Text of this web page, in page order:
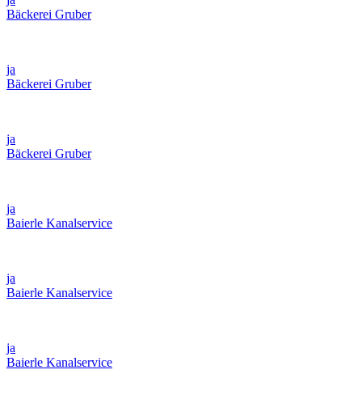
Bäckerei Gruber
ja
Bäckerei Gruber
ja
Bäckerei Gruber
ja
Baierle Kanalservice
ja
Baierle Kanalservice
ja
Baierle Kanalservice